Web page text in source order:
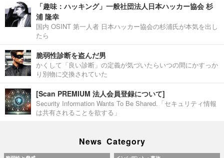
「趣味：ハッキング」一般社団法人日本ハッカー協会 杉
浦 隆幸
国内 OSINT 第一人者 日本ハッカー協会の杉浦氏が本気を出し
たら
脆弱性診断を盗んだ男
かくして「良い診断」の定義が気づいたらいつの間にかすっか
り別物に交換されていた
[Scan PREMIUM 法人会員登録について]
Security Information Wants To Be Shared.「セキュリティ情報
は共有されることを欲する」
News Category